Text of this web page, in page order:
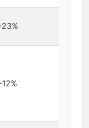
23%